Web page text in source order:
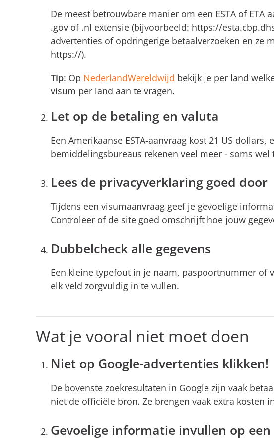
De meest betrouwbare manier om een ESTA of ETA
.gov of .nl extensie (bijvoorbeeld: https://
advertenties of opdringerige betaalverzoeken en ze
https://).
Tip: Op NederlandWereldwijd bekijk je per land
visum per land aan te vragen.
Let op de betaling en valuta
Een Amerikaanse ESTA-aanvraag kost 21 US
bemiddelingsbureaus rekenen veel meer - soms
Lees de privacyverklaring goed door
Tijdens een visumaanvraag geef je gevoelige
Controleer of de site goed omschrijft hoe jouw
Dubbelcheck alle gegevens
Een kleine typefout in je naam, paspoortnummer of
elk veld zorgvuldig in te vullen.
Wat je vooral niet moet doen
Niet op Google-advertenties klikken!
De bovenste zoekresultaten in Google zijn vaak
niet de officiële bron. Ze brengen vaak extra kosten
Gevoelige informatie invullen op